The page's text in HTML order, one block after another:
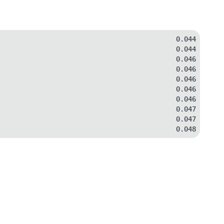
0.044
0.044
0.046
0.046
0.046
0.046
0.046
0.047
0.047
0.048